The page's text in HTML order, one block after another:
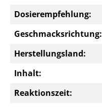
Dosierempfehlung:
Geschmacksrichtung:
Herstellungsland:
Inhalt:
Reaktionszeit: